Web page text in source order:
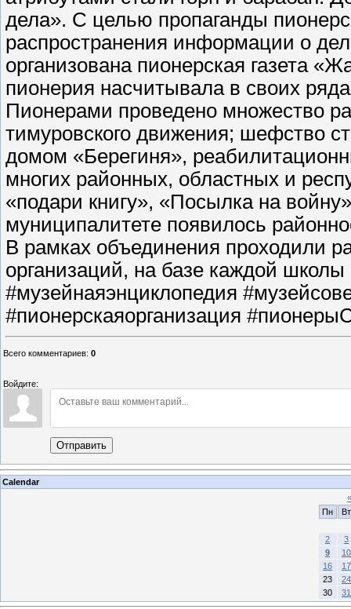
дела». С целью пропаганды
распространения информации о
организована пионерская газета
пионерия насчитывала в своих
Пионерами проведено множество
тимуровского движения; шефство
домом «Берегиня»,
многих районных, областных и
«подари книгу», «Посылка на
муниципалитете появилось
В рамках объединения проходили
организаций, на базе каждой
#музейнаяэнциклопедия
#пионерскаяорганизация
Всего комментариев: 0
Войдите:
Отправить
Calendar
«
Пн
Вт
2
3
9
10
16
17
23
24
30
31